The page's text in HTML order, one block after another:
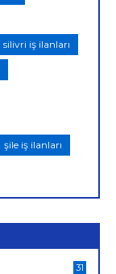
silivri iş ilanları
şile iş ilanları
31